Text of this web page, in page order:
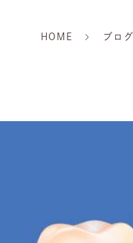
HOME ブログ